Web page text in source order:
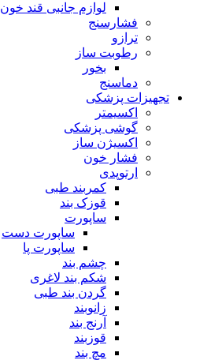
لوازم جانبی قند خون
فشارسنج
ترازو
رطوبت ساز
بخور
دماسنج
تجهیزات پزشکی
اکسیمتر
گوشی پزشکی
اکسیژن ساز
فشار خون
ارتوپدی
کمربند طبی
قوزک بند
ساپورت
ساپورت دست
ساپورت پا
چشم بند
شکم بند لاغری
گردن بند طبی
زانوبند
آرنج بند
قوزبند
مچ بند